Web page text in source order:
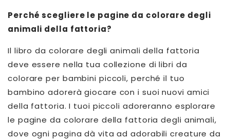
Perché scegliere le pagine da colorare degli
animali della fattoria?
Il libro da colorare degli animali della fattoria
deve essere nella tua collezione di libri da
colorare per bambini piccoli, perché il tuo
bambino adorerà giocare con i suoi nuovi amici
della fattoria. I tuoi piccoli adoreranno esplorare
le pagine da colorare della fattoria degli animali,
dove ogni pagina dà vita ad adorabili creature da